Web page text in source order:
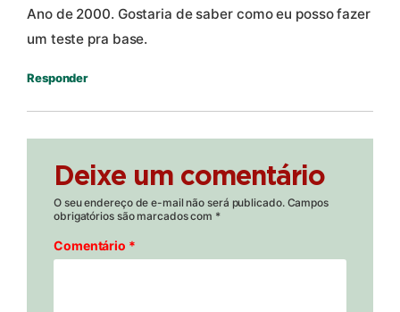
Ano de 2000. Gostaria de saber como eu posso fazer
um teste pra base.
Responder
Deixe um comentário
O seu endereço de e-mail não será publicado. Campos
obrigatórios são marcados com *
Comentário *